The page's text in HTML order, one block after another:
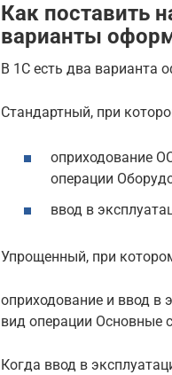
Как поставить
варианты
В 1С есть два варианта
Стандартный, при
оприходование
операции
ввод в
Упрощенный, при
оприходование и ввод в
вид операции Основные
Когда ввод в